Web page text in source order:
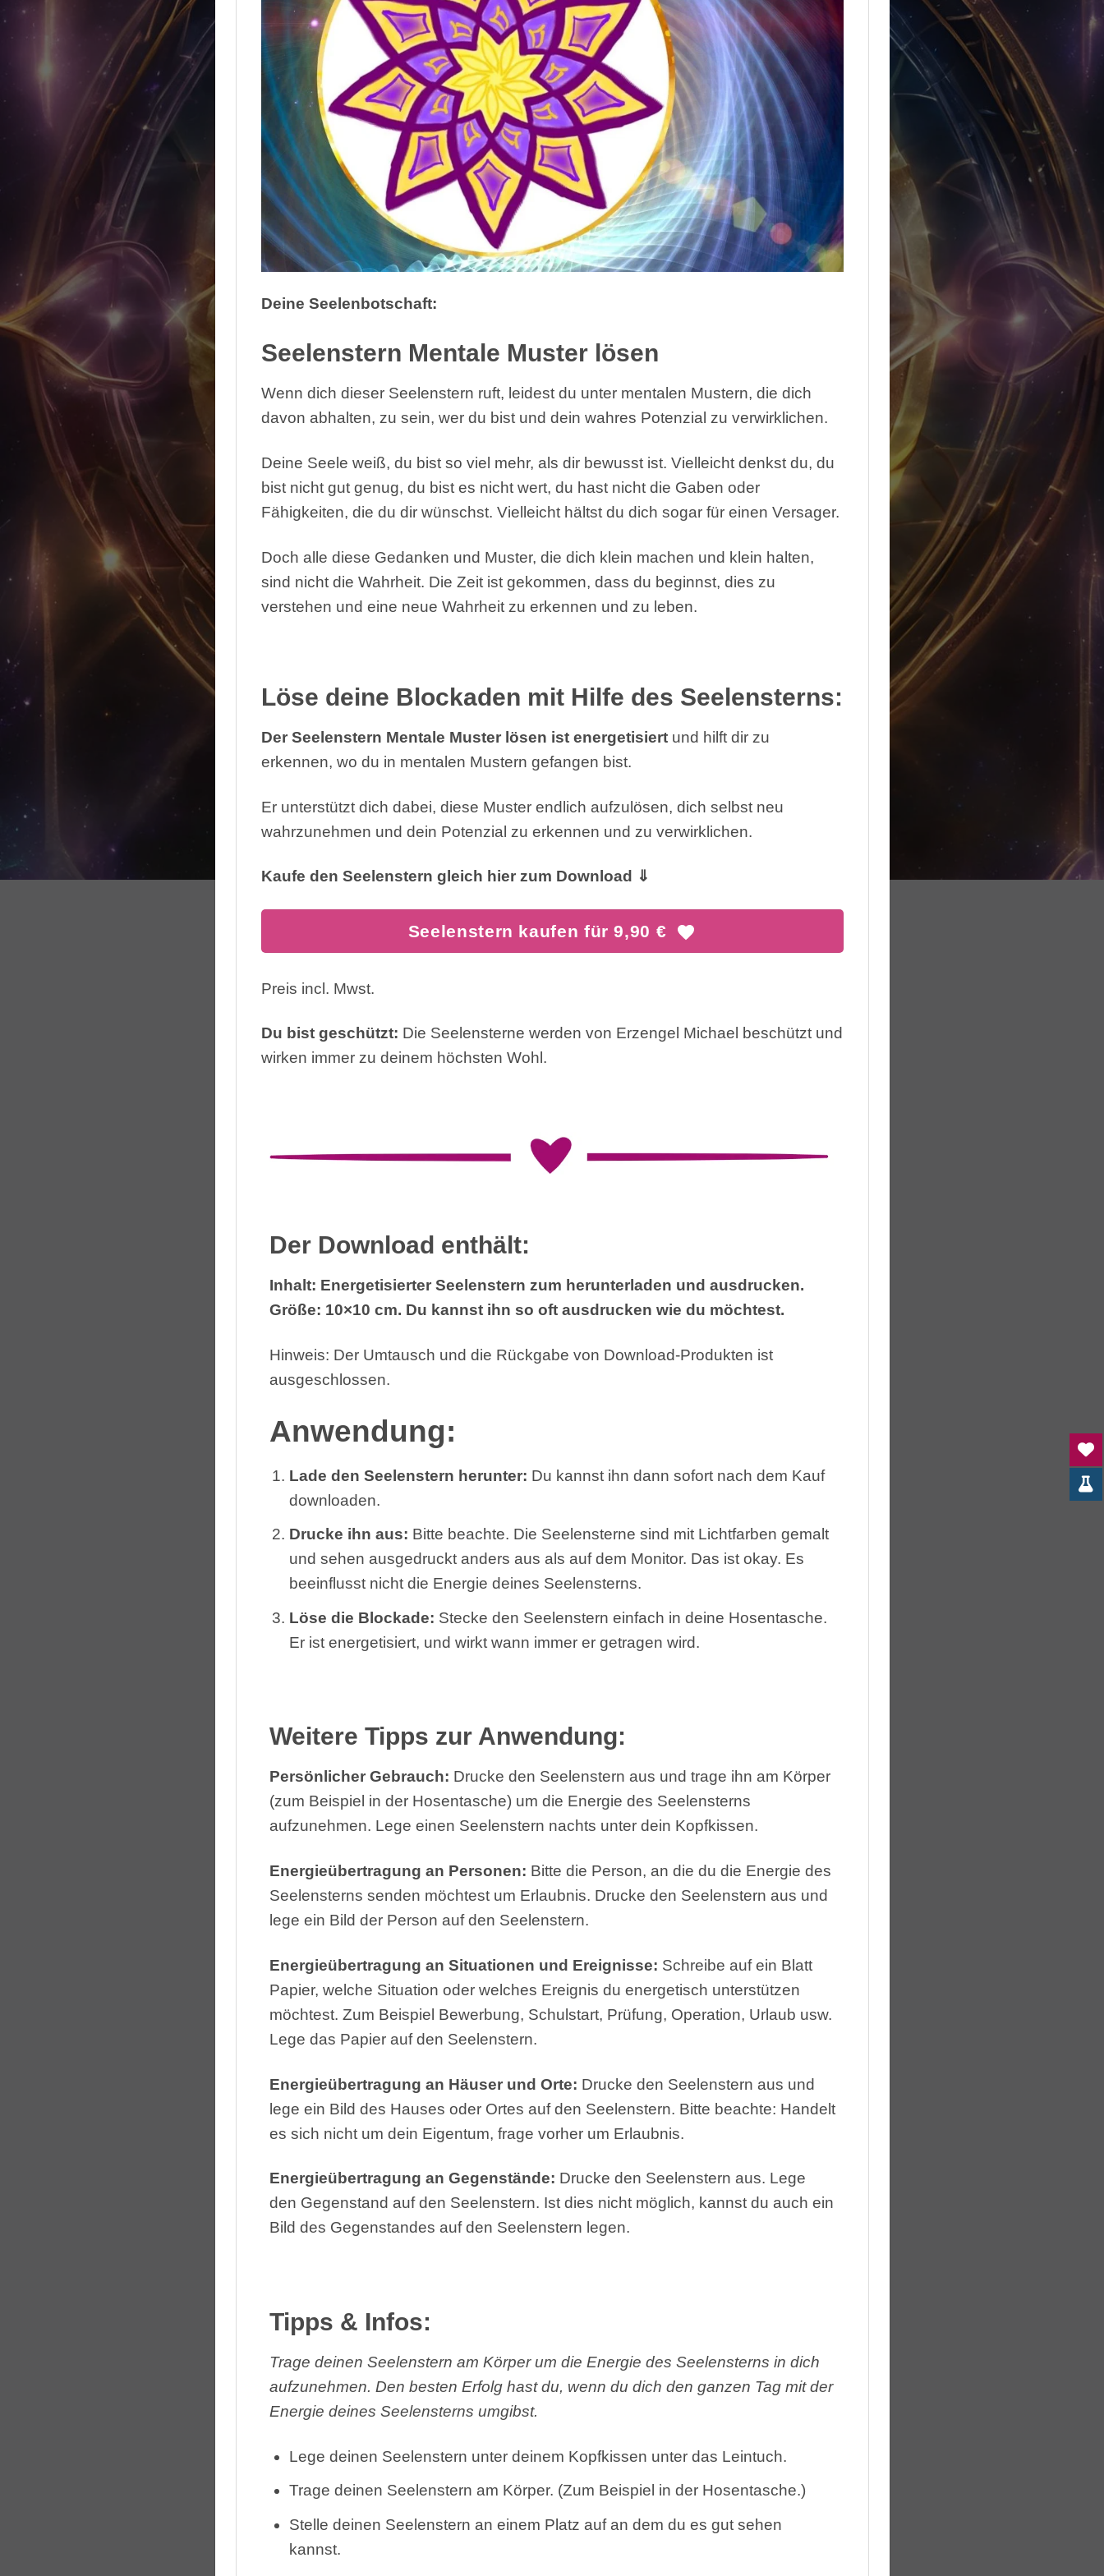
Deine Seelenbotschaft:
Seelenstern Mentale Muster lösen
Wenn dich dieser Seelenstern ruft, leidest du unter mentalen Mustern, die dich
davon abhalten, zu sein, wer du bist und dein wahres Potenzial zu verwirklichen.
Deine Seele weiß, du bist so viel mehr, als dir bewusst ist. Vielleicht denkst du, du
bist nicht gut genug, du bist es nicht wert, du hast nicht die Gaben oder
Fähigkeiten, die du dir wünschst. Vielleicht hältst du dich sogar für einen Versager.
Doch alle diese Gedanken und Muster, die dich klein machen und klein halten,
sind nicht die Wahrheit. Die Zeit ist gekommen, dass du beginnst, dies zu
verstehen und eine neue Wahrheit zu erkennen und zu leben.
Löse deine Blockaden mit Hilfe des Seelensterns:
Der Seelenstern Mentale Muster lösen ist energetisiertund hilft dir zu
erkennen, wo du in mentalen Mustern gefangen bist.
Er unterstützt dich dabei, diese Muster endlich aufzulösen, dich selbst neu
wahrzunehmen und dein Potenzial zu erkennen und zu verwirklichen.
Kaufe den Seelenstern gleich hier zum Download ⇓
Seelenstern kaufen für 9,90 €
Preis incl. Mwst.
Du bist geschützt: Die Seelensterne werden von Erzengel Michael beschützt und
wirken immer zu deinem höchsten Wohl.
Der Download enthält:
Inhalt: Energetisierter Seelenstern zum herunterladen und ausdrucken.
Größe: 10×10 cm. Du kannst ihn so oft ausdrucken wie du möchtest.
Hinweis: Der Umtausch und die Rückgabe von Download-Produkten ist
ausgeschlossen.
Anwendung:
Lade den Seelenstern herunter: Du kannst ihn dann sofort nach dem Kauf
downloaden.
Drucke ihn aus: Bitte beachte. Die Seelensterne sind mit Lichtfarben gemalt
und sehen ausgedruckt anders aus als auf dem Monitor. Das ist okay. Es
beeinflusst nicht die Energie deines Seelensterns.
Löse die Blockade: Stecke den Seelenstern einfach in deine Hosentasche.
Er ist energetisiert, und wirkt wann immer er getragen wird.
Weitere Tipps zur Anwendung:
Persönlicher Gebrauch: Drucke den Seelenstern aus und trage ihn am Körper
(zum Beispiel in der Hosentasche) um die Energie des Seelensterns
aufzunehmen. Lege einen Seelenstern nachts unter dein Kopfkissen.
Energieübertragung an Personen: Bitte die Person, an die du die Energie des
Seelensterns senden möchtest um Erlaubnis. Drucke den Seelenstern aus und
lege ein Bild der Person auf den Seelenstern.
Energieübertragung an Situationen und Ereignisse: Schreibe auf ein Blatt
Papier, welche Situation oder welches Ereignis du energetisch unterstützen
möchtest. Zum Beispiel Bewerbung, Schulstart, Prüfung, Operation, Urlaub usw.
Lege das Papier auf den Seelenstern.
Energieübertragung an Häuser und Orte: Drucke den Seelenstern aus und
lege ein Bild des Hauses oder Ortes auf den Seelenstern. Bitte beachte: Handelt
es sich nicht um dein Eigentum, frage vorher um Erlaubnis.
Energieübertragung an Gegenstände: Drucke den Seelenstern aus. Lege
den Gegenstand auf den Seelenstern. Ist dies nicht möglich, kannst du auch ein
Bild des Gegenstandes auf den Seelenstern legen.
Tipps & Infos:
Trage deinen Seelenstern am Körper um die Energie des Seelensterns in dich
aufzunehmen. Den besten Erfolg hast du, wenn du dich den ganzen Tag mit der
Energie deines Seelensterns umgibst.
Lege deinen Seelenstern unter deinem Kopfkissen unter das Leintuch.
Trage deinen Seelenstern am Körper. (Zum Beispiel in der Hosentasche.)
Stelle deinen Seelenstern an einem Platz auf an dem du es gut sehen
kannst.